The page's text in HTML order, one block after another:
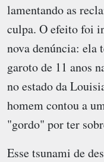
lamentando as
culpa. O efeito foi
nova denúncia: ela
garoto de 11 anos
no estado da
homem contou a
"gordo" por ter
Esse tsunami de